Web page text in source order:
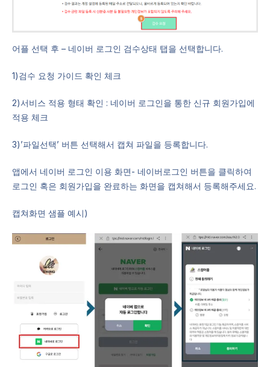
어플 선택 후 – 네이버 로그인 검수상태 탭을 선택합니다.
1)검수 요청 가이드 확인 체크
2)서비스 적용 형태 확인 : 네이버 로그인을 통한 신규 회원가입에
적용 체크
3)’파일선택’ 버튼 선택해서 캡쳐 파일을 등록합니다.
앱에서 네이버 로그인 이용 화면- 네이버로그인 버튼을 클릭하여
로그인 혹은 회원가입을 완료하는 화면을 캡쳐해서 등록해주세요.
캡쳐화면 샘플 예시)